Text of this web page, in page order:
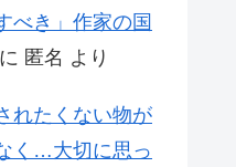
べき」作家の国
に 匿名 より
れたくない物が
く…大切に思っ